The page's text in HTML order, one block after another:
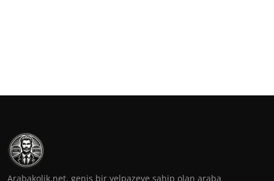
Arabakolik.net, geniş bir yelpazeye sahip olan araba